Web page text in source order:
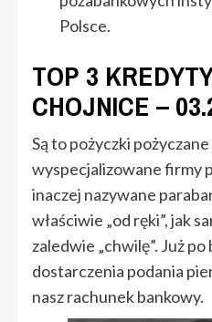
Polsce.
TOP 3
CHOJNICE –
Są to pożyczki
wyspecjalizowane firmy
inaczej nazywane
właściwie „od ręki”, jak
zaledwie „chwilę”. Już
dostarczenia podania
nasz rachunek bankowy.